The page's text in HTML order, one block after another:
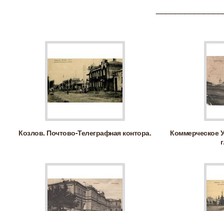
Козлов. Почтово-Телеграфная контора.
Коммерческое